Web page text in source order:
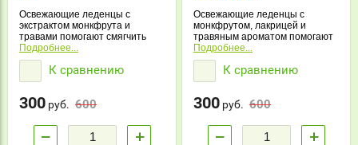
Освежающие леденцы с
экстрактом монкфрута и
травами помогают смягчить
горло, уменьшить першение и
освежить дыхание. Удобный
формат и приятный вкус
подходят для ежедневного
дороге.
Подробнее...
К сравнению
600
300 руб.
− +
Освежающие леденцы с
монкфрутом, лакрицей и
травяным ароматом помогают
смягчить горло, уменьшить
першение и подарить
ощущение свежести.
Компактная упаковка удобна
использования.
Подробнее...
К сравнению
600
300 руб.
− +